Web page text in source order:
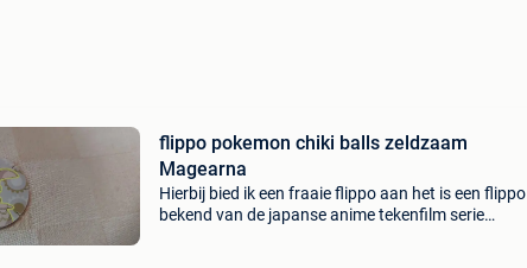
flippo pokemon chiki balls zeldzaam
Magearna
Hierbij bied ik een fraaie flippo aan het is een flippo
bekend van de japanse anime tekenfilm serie